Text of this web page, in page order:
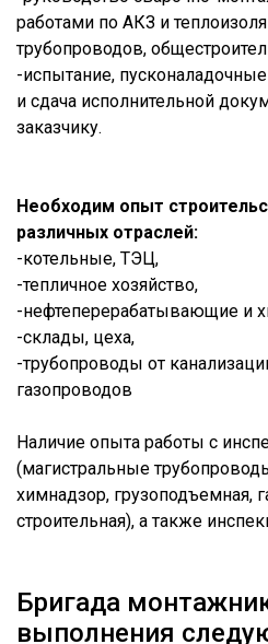
работами по АКЗ и
трубопроводов,
-испытание,
и сдача исполнительной
заказчику.
Необходим опыт
различных отраслей:
-котельные, ТЭЦ,
-тепличное хозяйство,
-нефтеперерабатывающие и
-склады, цеха,
-трубопроводы от
газопроводов
Наличие опыта работы с
(магистральные
химнадзор, грузоподъемная,
строительная), а также
Бригада
выполнения